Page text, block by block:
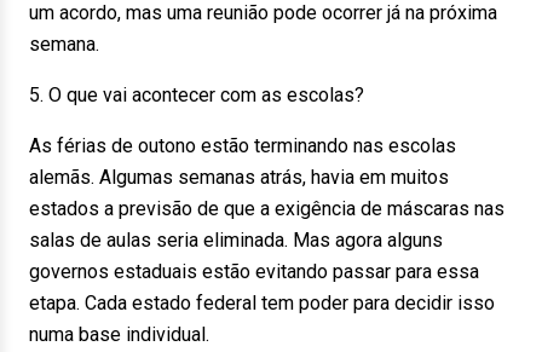
um acordo, mas uma reunião pode ocorrer já na próxima
semana.
5. O que vai acontecer com as escolas?
As férias de outono estão terminando nas escolas
alemãs. Algumas semanas atrás, havia em muitos
estados a previsão de que a exigência de máscaras nas
salas de aulas seria eliminada. Mas agora alguns
governos estaduais estão evitando passar para essa
etapa. Cada estado federal tem poder para decidir isso
numa base individual.